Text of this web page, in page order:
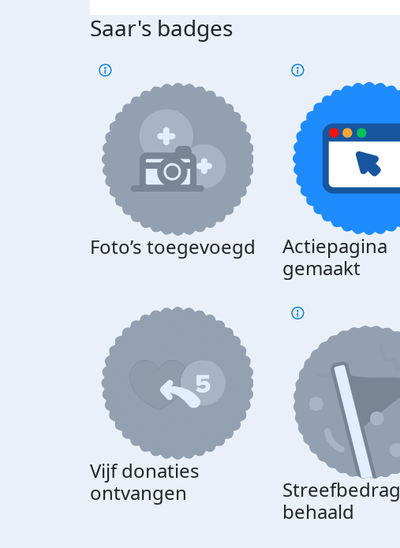
Saar's badges
Foto’s toegevoegd
Actiepagina
gemaakt
Vijf donaties
ontvangen
Streefbedrag
behaald